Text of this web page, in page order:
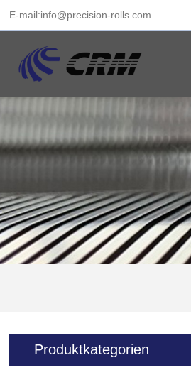
E-mail:info@precision-rolls.com
Produktkategorien